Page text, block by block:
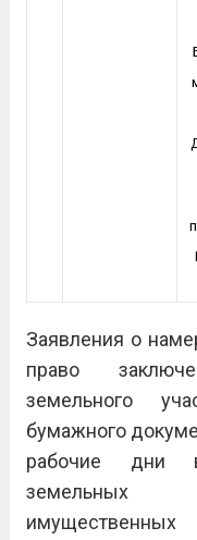
Заявления о
право
земельного
бумажного
рабочие дни
земельных
имущественных